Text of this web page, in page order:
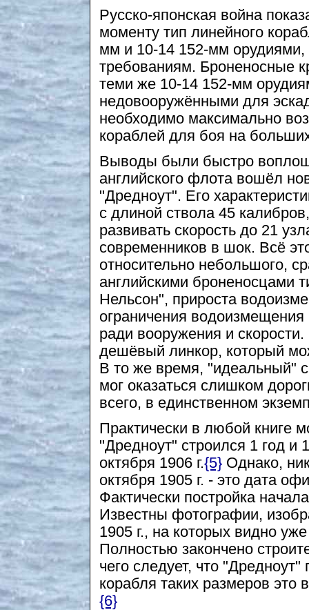
Русско-японская война
моменту тип линейного
мм и 10-14 152-мм
требованиям. Броненосные
теми же 10-14 152-мм
недовооружёнными для
необходимо максимально
кораблей для боя на
Выводы были быстро
английского флота вошёл
"Дредноут". Его
с длиной ствола 45
развивать скорость до 21
современников в шок. Всё
относительно небольшого,
английскими броненосцами
Нельсон", прироста
ограничения
ради вооружения и
дешёвый линкор, который
В то же время, "идеальный"
мог оказаться слишком
всего, в единственном
Практически в любой книге
"Дредноут" строился 1 год и
октября 1906 г.{5} Однако,
октября 1905 г. - это дата
Фактически постройка
Известны фотографии,
1905 г., на которых видно
Полностью закончено
чего следует, что
корабля таких размеров это
{6}